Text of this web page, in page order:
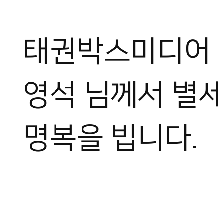
태권박스미디
영석 님께서 별
명복을 빕니다.